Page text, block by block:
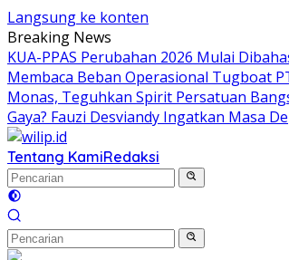
Langsung ke konten
Breaking News
KUA-PPAS Perubahan 2026 Mulai
Membaca Beban Operasional Tugboat
Monas, Teguhkan Spirit Persatuan
Gaya? Fauzi Desviandy Ingatkan Masa
Tentang KamiRedaksi